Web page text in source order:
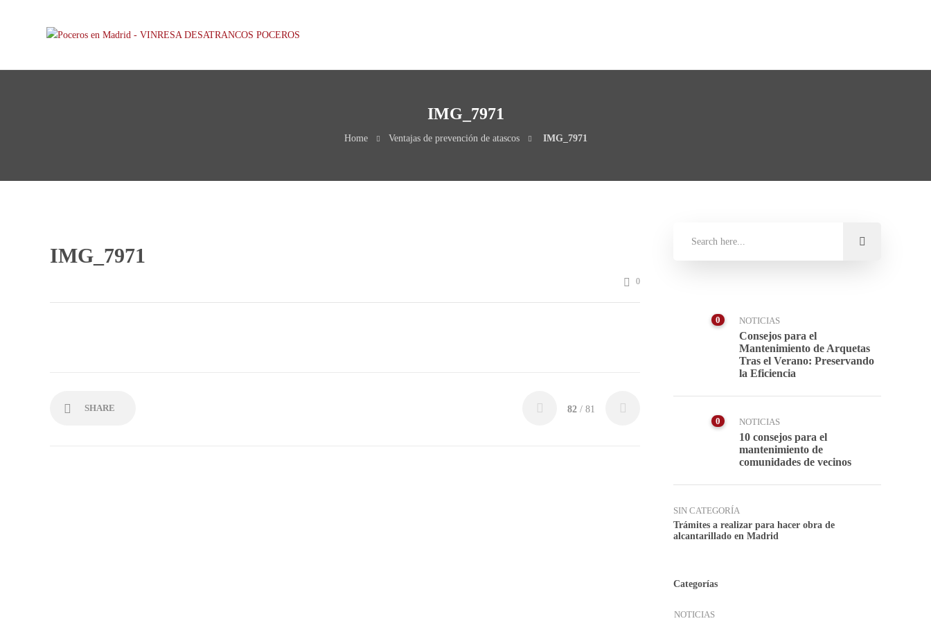
IMG_7971
Home Ventajas de prevención de atascos IMG_7971
IMG_7971
0
SHARE 82 / 81
0 NOTICIAS
Consejos para el
Mantenimiento de Arquetas
Tras el Verano: Preservando
la Eficiencia
0 NOTICIAS
10 consejos para el
mantenimiento de
comunidades de vecinos
SIN CATEGORÍA
Trámites a realizar para hacer obra de
alcantarillado en Madrid
Categorías
NOTICIAS